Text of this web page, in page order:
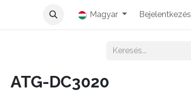
Magyar Bejelentkezés
ATG-DC3020